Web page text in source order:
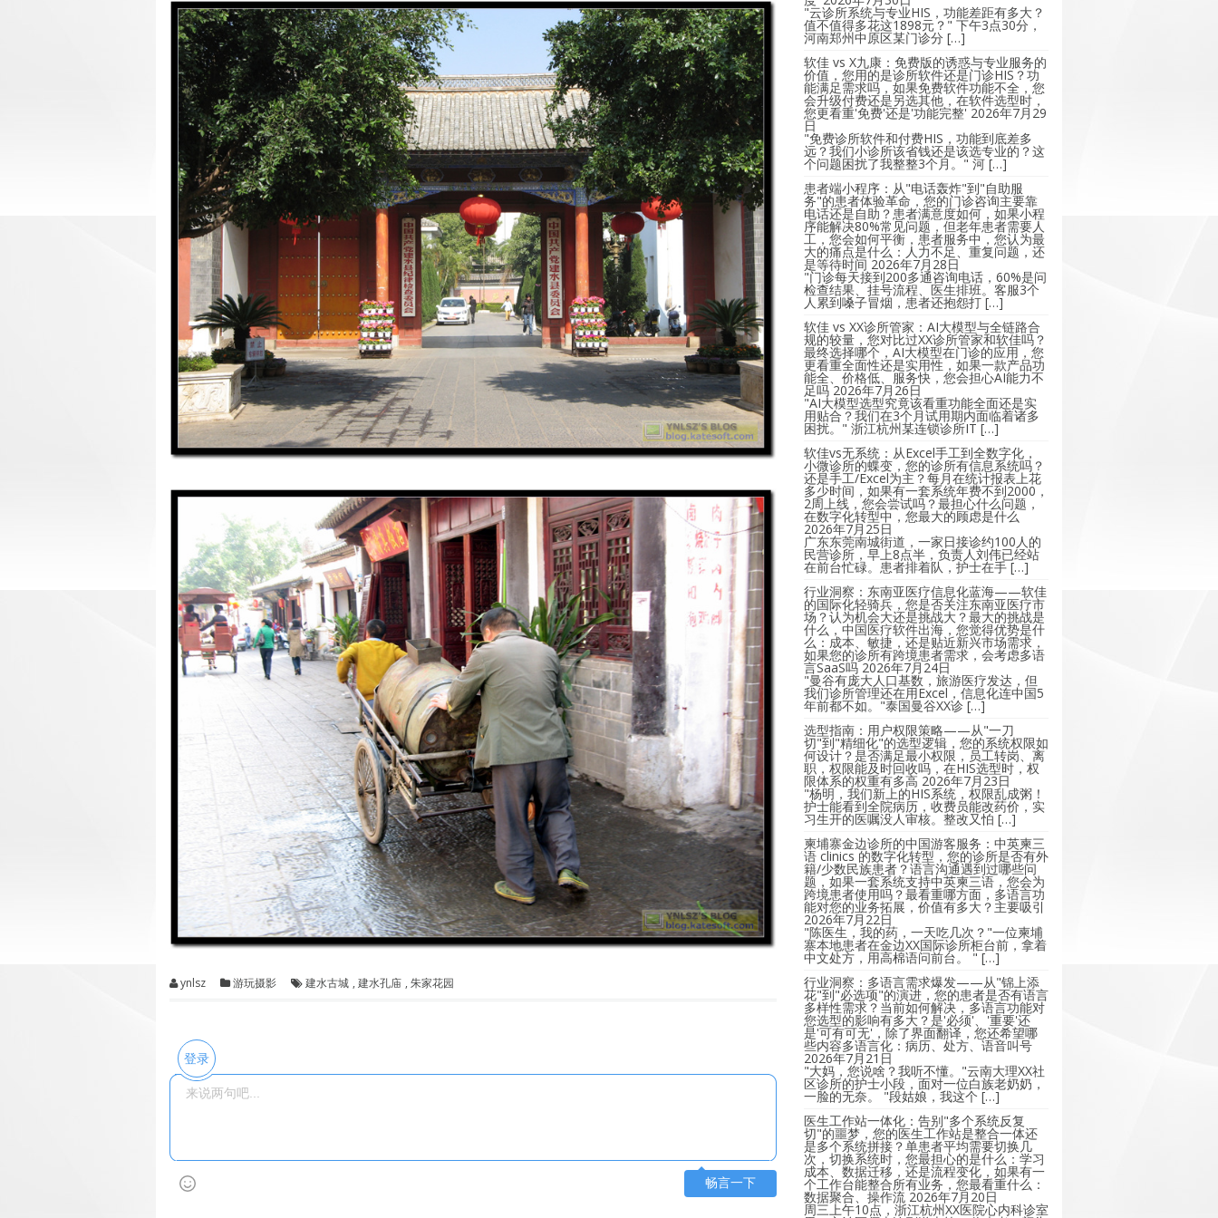
ynlsz 游玩摄影 建水古城 , 建水孔庙 , 朱家花园
登录
畅言一下
"云诊所系统与专业HIS，功能差距有多大？
值不值得多花这1898元？" 下午3点30分，
河南郑州中原区某门诊分 […]
软佳 vs X九康：免费版的诱惑与专业服务的
价值，您用的是诊所软件还是门诊HIS？功
能满足需求吗，如果免费软件功能不全，您
会升级付费还是另选其他，在软件选型时，
您更看重'免费'还是'功能完整' 2026年7月29
日
"免费诊所软件和付费HIS，功能到底差多
远？我们小诊所该省钱还是该选专业的？这
个问题困扰了我整整3个月。" 河 […]
患者端小程序：从"电话轰炸"到"自助服
务"的患者体验革命，您的门诊咨询主要靠
电话还是自助？患者满意度如何，如果小程
序能解决80%常见问题，但老年患者需要人
工，您会如何平衡，患者服务中，您认为最
大的痛点是什么：人力不足、重复问题，还
是等待时间 2026年7月28日
"门诊每天接到200多通咨询电话，60%是问
检查结果、挂号流程、医生排班。客服3个
人累到嗓子冒烟，患者还抱怨打 […]
软佳 vs XX诊所管家：AI大模型与全链路合
规的较量，您对比过XX诊所管家和软佳吗？
最终选择哪个，AI大模型在门诊的应用，您
更看重全面性还是实用性，如果一款产品功
能全、价格低、服务快，您会担心AI能力不
足吗 2026年7月26日
"AI大模型选型究竟该看重功能全面还是实
用贴合？我们在3个月试用期内面临着诸多
困扰。" 浙江杭州某连锁诊所IT […]
软佳vs无系统：从Excel手工到全数字化，
小微诊所的蝶变，您的诊所有信息系统吗？
还是手工/Excel为主？每月在统计报表上花
多少时间，如果有一套系统年费不到2000，
2周上线，您会尝试吗？最担心什么问题，
在数字化转型中，您最大的顾虑是什么
2026年7月25日
广东东莞南城街道，一家日接诊约100人的
民营诊所，早上8点半，负责人刘伟已经站
在前台忙碌。患者排着队，护士在手 […]
行业洞察：东南亚医疗信息化蓝海——软佳
的国际化轻骑兵，您是否关注东南亚医疗市
场？认为机会大还是挑战大？最大的挑战是
什么，中国医疗软件出海，您觉得优势是什
么：成本、敏捷，还是贴近新兴市场需求，
如果您的诊所有跨境患者需求，会考虑多语
言SaaS吗 2026年7月24日
"曼谷有庞大人口基数，旅游医疗发达，但
我们诊所管理还在用Excel，信息化连中国5
年前都不如。"泰国曼谷XX诊 […]
选型指南：用户权限策略——从"一刀
切"到"精细化"的选型逻辑，您的系统权限如
何设计？是否满足最小权限，员工转岗、离
职，权限能及时回收吗，在HIS选型时，权
限体系的权重有多高 2026年7月23日
"杨明，我们新上的HIS系统，权限乱成粥！
护士能看到全院病历，收费员能改药价，实
习生开的医嘱没人审核。整改又怕 […]
柬埔寨金边诊所的中国游客服务：中英柬三
语 clinics 的数字化转型，您的诊所是否有外
籍/少数民族患者？语言沟通遇到过哪些问
题，如果一套系统支持中英柬三语，您会为
跨境患者使用吗？最看重哪方面，多语言功
能对您的业务拓展，价值有多大？主要吸引
2026年7月22日
"陈医生，我的药，一天吃几次？"一位柬埔
寨本地患者在金边XX国际诊所柜台前，拿着
中文处方，用高棉语问前台。 " […]
行业洞察：多语言需求爆发——从"锦上添
花"到"必选项"的演进，您的患者是否有语言
多样性需求？当前如何解决，多语言功能对
您选型的影响有多大？是'必须'、'重要'还
是'可有可无'，除了界面翻译，您还希望哪
些内容多语言化：病历、处方、语音叫号
2026年7月21日
"大妈，您说啥？我听不懂。"云南大理XX社
区诊所的护士小段，面对一位白族老奶奶，
一脸的无奈。 "段姑娘，我这个 […]
医生工作站一体化：告别"多个系统反复
切"的噩梦，您的医生工作站是整合一体还
是多个系统拼接？单患者平均需要切换几
次，切换系统时，您最担心的是什么：学习
成本、数据迁移，还是流程变化，如果有一
个工作台能整合所有业务，您最看重什么：
数据聚合、操作流 2026年7月20日
周三上午10点，浙江杭州XX医院心内科诊室